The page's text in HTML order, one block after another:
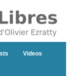
Videos